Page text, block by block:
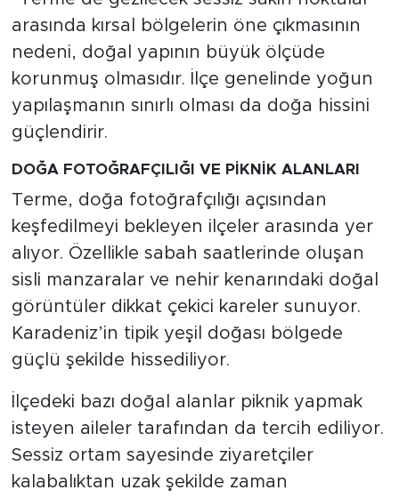
arasında kırsal bölgelerin öne çıkmasının
nedeni, doğal yapının büyük ölçüde
korunmuş olmasıdır. İlçe genelinde yoğun
yapılaşmanın sınırlı olması da doğa hissini
güçlendirir.
DOĞA FOTOĞRAFÇILIĞI VE PİKNİK ALANLARI
Terme, doğa fotoğrafçılığı açısından
keşfedilmeyi bekleyen ilçeler arasında yer
alıyor. Özellikle sabah saatlerinde oluşan
sisli manzaralar ve nehir kenarındaki doğal
görüntüler dikkat çekici kareler sunuyor.
Karadeniz’in tipik yeşil doğası bölgede
güçlü şekilde hissediliyor.
İlçedeki bazı doğal alanlar piknik yapmak
isteyen aileler tarafından da tercih ediliyor.
Sessiz ortam sayesinde ziyaretçiler
kalabalıktan uzak şekilde zaman